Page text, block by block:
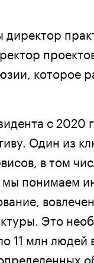
которое
с 2020
Один из
в том
понимаем
Это
11 млн